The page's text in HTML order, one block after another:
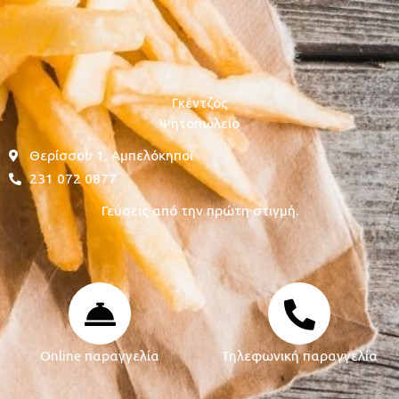
Γκέντζος
Ψητοπωλείο
Θερίσσου 1, Αμπελόκηποι
231 072 0877
Γεύσεις από την πρώτη στιγμή.
Online παραγγελία Τηλεφωνική παραγγελία